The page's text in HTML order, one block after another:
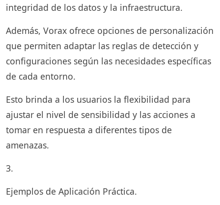
integridad de los datos y la infraestructura.
Además, Vorax ofrece opciones de personalización
que permiten adaptar las reglas de detección y
configuraciones según las necesidades específicas
de cada entorno.
Esto brinda a los usuarios la flexibilidad para
ajustar el nivel de sensibilidad y las acciones a
tomar en respuesta a diferentes tipos de
amenazas.
3.
Ejemplos de Aplicación Práctica.